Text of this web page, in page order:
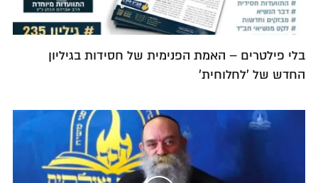
בלי פילטרים – האמת הפנימית של חסידות בגיליון
החדש של 'לחלוחית'